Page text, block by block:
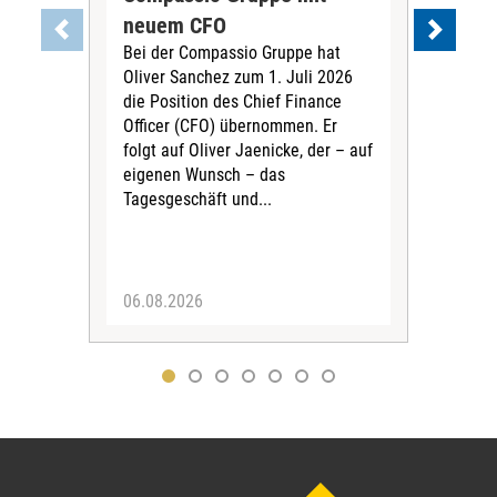
neuem CFO
Bei der Compassio Gruppe hat
Oliver Sanchez zum 1. Juli 2026
die Position des Chief Finance
Officer (CFO) übernommen. Er
folgt auf Oliver Jaenicke, der – auf
eigenen Wunsch – das
Tagesgeschäft und...
06.08.2026